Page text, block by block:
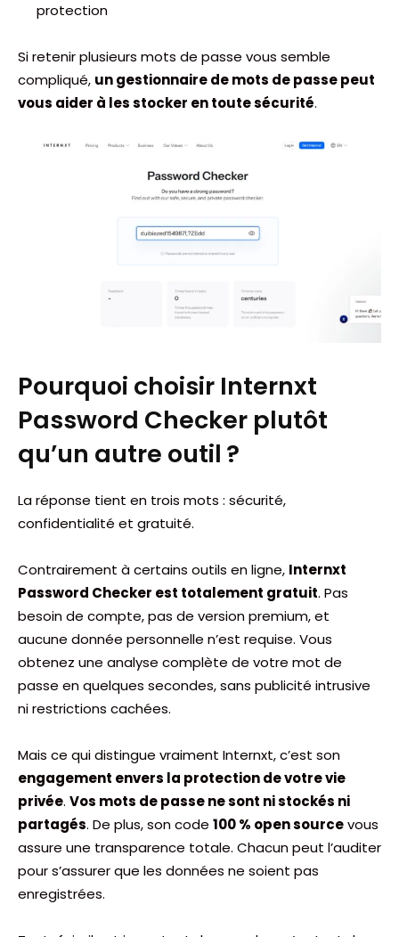
protection
Si retenir plusieurs mots de passe vous semble
compliqué, un gestionnaire de mots de passe peut
vous aider à les stocker en toute sécurité.
Pourquoi choisir Internxt
Password Checker plutôt
qu’un autre outil ?
La réponse tient en trois mots : sécurité,
confidentialité et gratuité.
Contrairement à certains outils en ligne, Internxt
Password Checker est totalement gratuit. Pas
besoin de compte, pas de version premium, et
aucune donnée personnelle n’est requise. Vous
obtenez une analyse complète de votre mot de
passe en quelques secondes, sans publicité intrusive
ni restrictions cachées.
Mais ce qui distingue vraiment Internxt, c’est son
engagement envers la protection de votre vie
privée. Vos mots de passe ne sont ni stockés ni
partagés. De plus, son code 100 % open sourcevous
assure une transparence totale. Chacun peut l’auditer
pour s’assurer que les données ne soient pas
enregistrées.